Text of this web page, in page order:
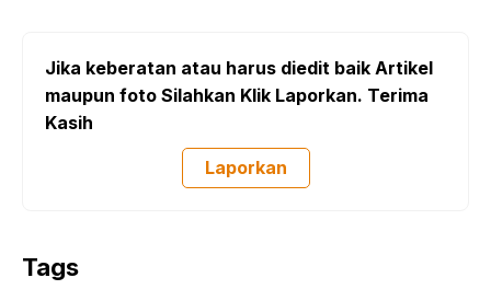
Jika keberatan atau harus diedit baik Artikel
maupun foto Silahkan Klik Laporkan. Terima
Kasih
Laporkan
Tags